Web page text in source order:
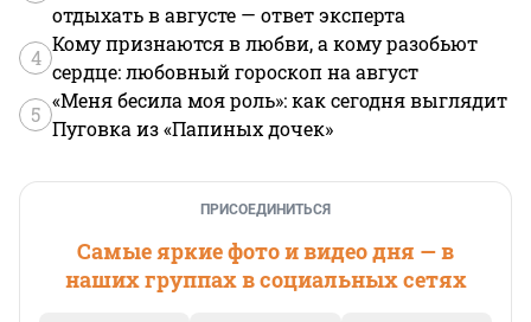
отдыхать в августе — ответ эксперта
4
Кому признаются в любви, а кому разобьют
сердце: любовный гороскоп на август
5
«Меня бесила моя роль»: как сегодня выглядит
Пуговка из «Папиных дочек»
ПРИСОЕДИНИТЬСЯ
Самые яркие фото и видео дня — в
наших группах в социальных сетях